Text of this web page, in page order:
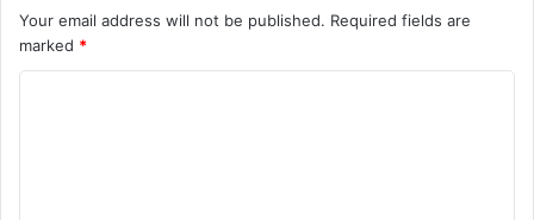
Your email address will not be published. Required fields are
marked *